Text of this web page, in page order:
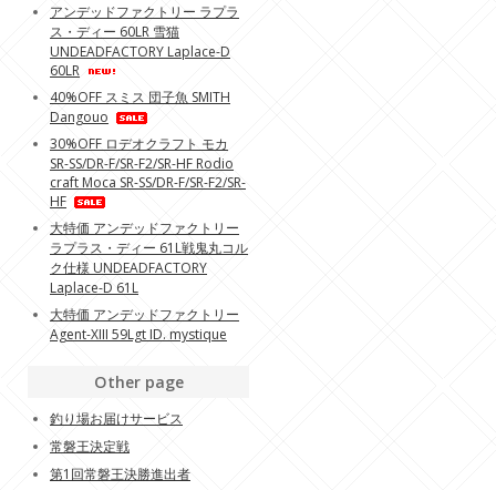
アンデッドファクトリー ラプラ
ス・ディー 60LR 雪猫
UNDEADFACTORY Laplace-D
60LR
40%OFF スミス 団子魚 SMITH
Dangouo
30%OFF ロデオクラフト モカ
SR-SS/DR-F/SR-F2/SR-HF Rodio
craft Moca SR-SS/DR-F/SR-F2/SR-
HF
大特価 アンデッドファクトリー
ラプラス・ディー 61L戦鬼丸コル
ク仕様 UNDEADFACTORY
Laplace-D 61L
大特価 アンデッドファクトリー
Agent-XIII 59Lgt ID. mystique
Other page
釣り場お届けサービス
常磐王決定戦
第1回常磐王決勝進出者